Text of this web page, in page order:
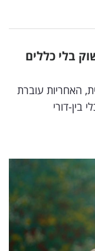
בלי כללים
האחריות עוברת
בין-דורי